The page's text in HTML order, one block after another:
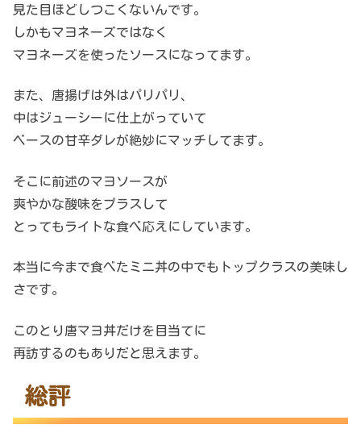
見た目ほどしつこくないんです。
しかもマヨネーズではなく
マヨネーズを使ったソースになってます。
また、唐揚げは外はパリパリ、
中はジューシーに仕上がっていて
ベースの甘辛ダレが絶妙にマッチしてます。
そこに前述のマヨソースが
爽やかな酸味をプラスして
とってもライトな食べ応えにしています。
本当に今まで食べたミニ丼の中でもトップクラスの美味し
さです。
このとり唐マヨ丼だけを目当てに
再訪するのもありだと思えます。
総評